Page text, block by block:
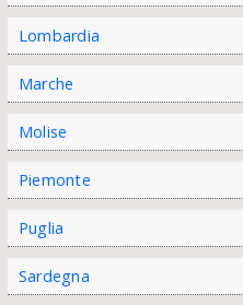
Lombardia
Marche
Molise
Piemonte
Puglia
Sardegna